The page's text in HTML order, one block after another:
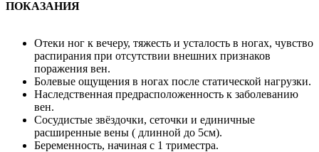
ПОКАЗАНИЯ
Отеки ног к вечеру, тяжесть и усталость в ногах, чувство
распирания при отсутствии внешних признаков
поражения вен.
Болевые ощущения в ногах после статической нагрузки.
Наследственная предрасположенность к заболеванию
вен.
Сосудистые звёздочки, сеточки и единичные
расширенные вены ( длинной до 5см).
Беременность, начиная с 1 триместра.